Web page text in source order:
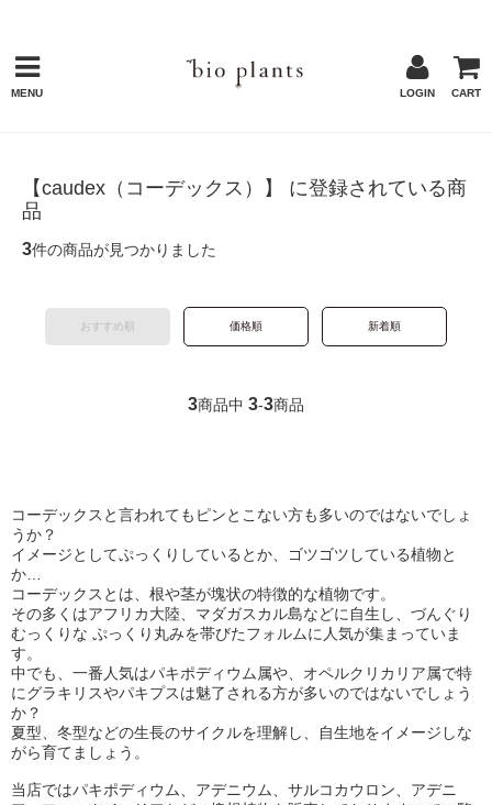
MENU LOGIN CART
【caudex（コーデックス）】 に登録されている商
品
3件の商品が見つかりました
おすすめ順 価格順 新着順
3商品中 3-3商品
コーデックスと言われてもピンとこない方も多いのではないでしょ
うか？
イメージとしてぷっくりしているとか、ゴツゴツしている植物と
か…
コーデックスとは、根や茎が塊状の特徴的な植物です。
その多くはアフリカ大陸、マダガスカル島などに自生し、づんぐり
むっくりな ぷっくり丸みを帯びたフォルムに人気が集まっていま
す。
中でも、一番人気はパキポディウム属や、オペルクリカリア属で特
にグラキリスやパキプスは魅了される方が多いのではないでしょう
か？
夏型、冬型などの生長のサイクルを理解し、自生地をイメージしな
がら育てましょう。
当店ではパキポディウム、アデニウム、サルコカウロン、アデニ